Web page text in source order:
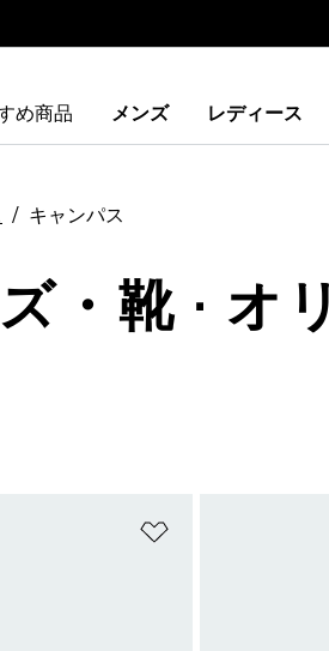
め商品 メンズ レディース
キャンパス
・靴 · オ